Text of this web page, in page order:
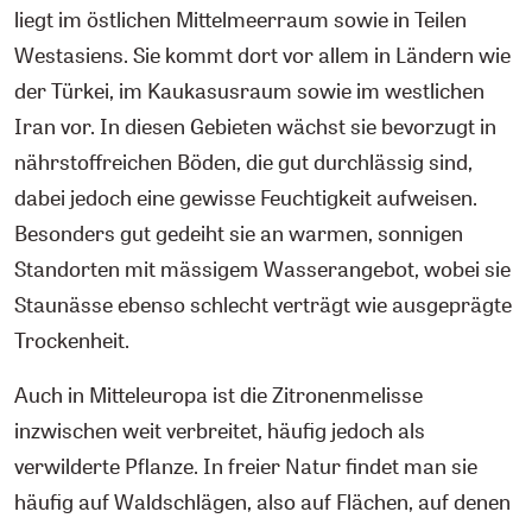
liegt im östlichen Mittelmeerraum sowie in Teilen
Westasiens. Sie kommt dort vor allem in Ländern wie
der Türkei, im Kaukasusraum sowie im westlichen
Iran vor. In diesen Gebieten wächst sie bevorzugt in
nährstoffreichen Böden, die gut durchlässig sind,
dabei jedoch eine gewisse Feuchtigkeit aufweisen.
Besonders gut gedeiht sie an warmen, sonnigen
Standorten mit mässigem Wasserangebot, wobei sie
Staunässe ebenso schlecht verträgt wie ausgeprägte
Trockenheit.
Auch in Mitteleuropa ist die Zitronenmelisse
inzwischen weit verbreitet, häufig jedoch als
verwilderte Pflanze. In freier Natur findet man sie
häufig auf Waldschlägen, also auf Flächen, auf denen